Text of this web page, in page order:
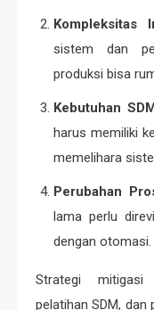
Kompleksitas
sistem dan
produksi bisa
Kebutuhan
harus memiliki
memelihara
Perubahan
lama perlu
dengan otomasi.
Strategi mitigasi
pelatihan SDM,